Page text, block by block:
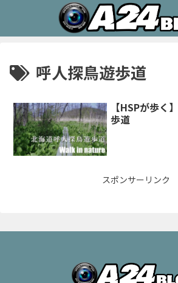
呼人探鳥遊歩道
【HSPが歩く
歩道
スポンサーリンク